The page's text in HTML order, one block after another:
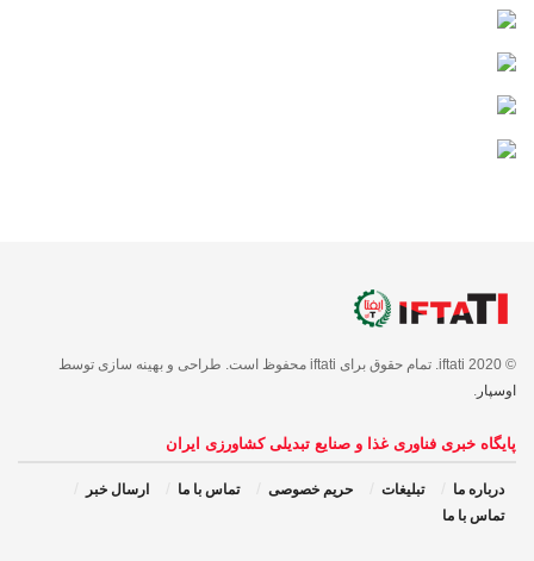
© 2020 iftati. تمام حقوق برای iftati محفوظ است. طراحی و بهینه سازی توسط
اوسپار
پایگاه خبری فناوری غذا و صنایع تبدیلی کشاورزی ایران
درباره ما تبلیغات حریم خصوصی تماس با ما
ارسال خبر
تماس با ما